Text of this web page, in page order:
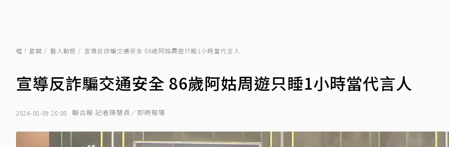
噓！星聞 藝人動態 宣導反詐騙交通安全 86歲阿姑周遊只睡1小時當代言人
宣導反詐騙交通安全 86歲阿姑周遊只睡1小時當代言人
2024-08-09 20:08 聯合報 記者陳慧貞／即時報導